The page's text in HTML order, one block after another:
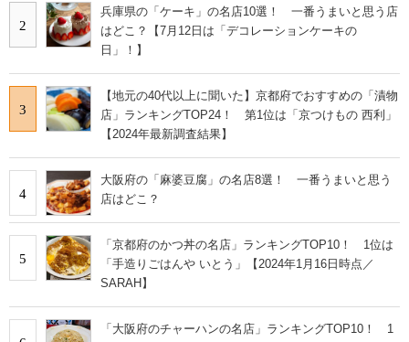
2
兵庫県の「ケーキ」の名店10選！ 一番うまいと思う店
はどこ？【7月12日は「デコレーションケーキの
日」！】
3
【地元の40代以上に聞いた】京都府でおすすめの「漬物
店」ランキングTOP24！ 第1位は「京つけもの 西利」
【2024年最新調査結果】
4
大阪府の「麻婆豆腐」の名店8選！ 一番うまいと思う
店はどこ？
5
「京都府のかつ丼の名店」ランキングTOP10！ 1位は
「手造りごはんや いとう」【2024年1月16日時点／
SARAH】
「大阪府のチャーハンの名店」ランキングTOP10！ 1